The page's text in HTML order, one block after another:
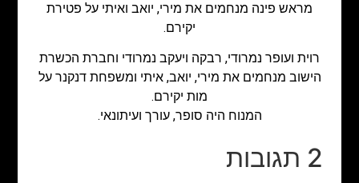
מראש פינה מנחמים את מירי, יואב ואיתי על פטירת
יקירם.
רוית ועופר נמרודי, רבקה ויעקב נמרודי וחברת הכשרת
הישוב מנחמים את מירי, יואב, איתי ומשפחת דנקנר על
מות יקירם.
המנוח היה סופר, עורך ועיתונאי.
2 תגובות